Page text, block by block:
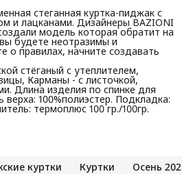
стеганная куртка-пиджак с
и лацканами. Дизайнеры BAZIONI
модель которая обратит на
будете неотразимы и
о правилах, начните создавать
стёганый с утеплителем,
Карманы - с листочкой,
Длина изделия по спинке для
верха: 100%полиэстер. Подкладка:
термоплюс 100 гр./100гр.
куртки Куртки Осень 2025